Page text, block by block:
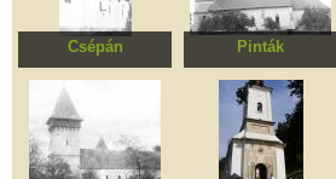
Csépán
Egykori szász
evangélikus templom,
ma Angyali Üdvözlet
ortodox templom
Pinták
Egykori Evangélikus
templom, ma Szent
Mare Mucenic
Gheorghe ortodox
templom